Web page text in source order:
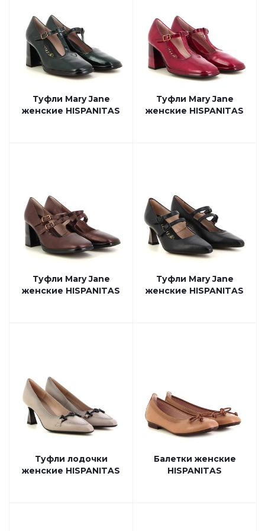
Туфли Mary Jane
женские HISPANITAS
Туфли Mary Jane
женские HISPANITAS
Туфли Mary Jane
женские HISPANITAS
Туфли Mary Jane
женские HISPANITAS
Туфли лодочки
женские HISPANITAS
Балетки женские
HISPANITAS